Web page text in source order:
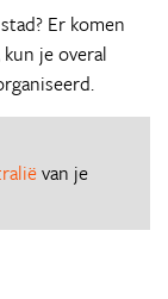
Er komen
je overal
van je